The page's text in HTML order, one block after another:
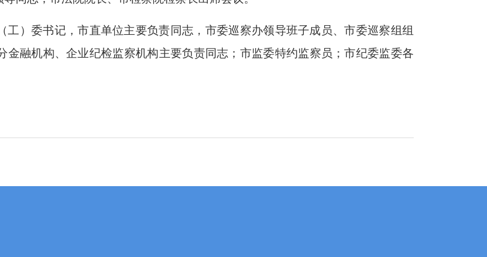
）委书记，市直单位主要负责同志，市委巡察办领导班子成员、市委巡察组组
融机构、企业纪检监察机构主要负责同志；市监委特约监察员；市纪委监委各